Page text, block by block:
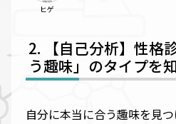
ヒゲ
【自己分析】性格
う趣味」のタイプを
自分に本当に合う趣味を見